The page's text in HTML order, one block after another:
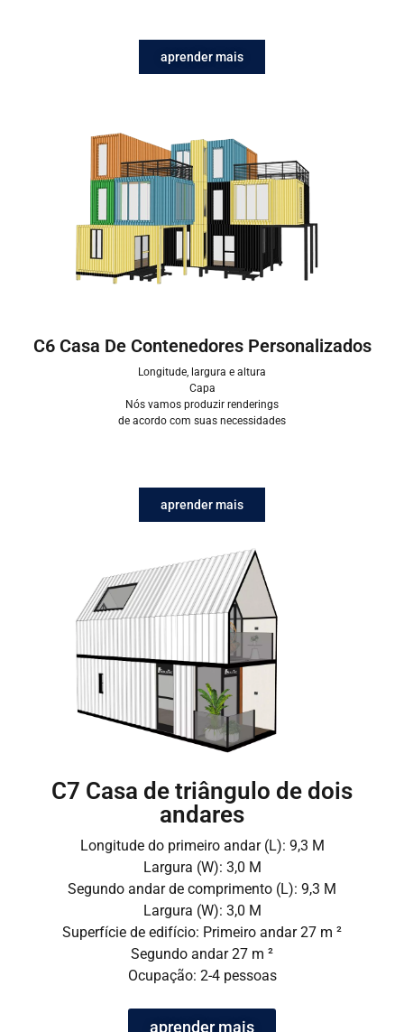
aprender mais
C6 Casa De Contenedores Personalizados
Longitude, largura e altura
Capa
Nós vamos produzir renderings
de acordo com suas necessidades
aprender mais
C7 Casa de triângulo de dois
andares
Longitude do primeiro andar (L): 9,3 M
Largura (W): 3,0 M
Segundo andar de comprimento (L): 9,3 M
Largura (W): 3,0 M
Superfície de edifício: Primeiro andar 27 m ²
Segundo andar 27 m ²
Ocupação: 2-4 pessoas
aprender mais